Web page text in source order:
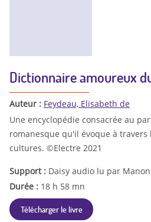
Dictionnaire amoureux
Auteur : Feydeau, Elisabeth de
Une encyclopédie consacrée au
romanesque qu'il évoque à travers
cultures. ©Electre 2021
Support : Daisy audio lu par Manon
Durée : 18 h 58 mn
Télécharger le livre